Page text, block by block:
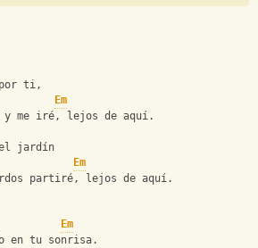
ti,
Em
me iré, lejos de aquí.
jardín
Em
partiré, lejos de aquí.
Em
en tu sonrisa.